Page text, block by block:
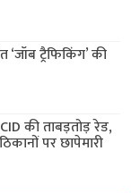
ट्रैफिकिंग’ की
की ताबड़तोड़ रेड,
पर छापेमारी